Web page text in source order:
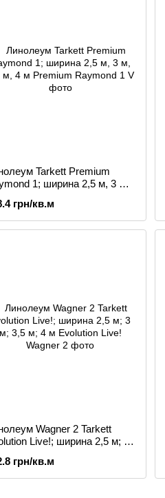
Tarkett Premium
1; ширина 2,5 м, 3 м,
грн/кв.м
Wagner 2 Tarkett
Live!; ширина 2,5 м; 3
грн/кв.м